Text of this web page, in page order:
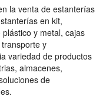
la venta de estanterías
en kit,
y metal, cajas
y
variedad de productos
almacenes,
de